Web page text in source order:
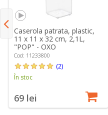
Caserola patrata, plastic,
11 x 11 x 32 cm, 2,1L,
"POP" - OXO
Cod: 11233800
(2)
În stoc
69 lei